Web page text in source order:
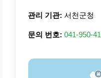
관리 기관: 서천군청
문의 번호: 041-950-